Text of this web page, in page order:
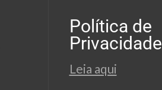
Política de
Privacidade
Leia aqui